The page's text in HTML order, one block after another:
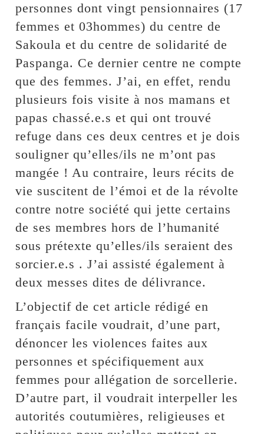
personnes dont vingt pensionnaires (17
femmes et 03hommes) du centre de
Sakoula et du centre de solidarité de
Paspanga. Ce dernier centre ne compte
que des femmes. J’ai, en effet, rendu
plusieurs fois visite à nos mamans et
papas chassé.e.s et qui ont trouvé
refuge dans ces deux centres et je dois
souligner qu’elles/ils ne m’ont pas
mangée ! Au contraire, leurs récits de
vie suscitent de l’émoi et de la révolte
contre notre société qui jette certains
de ses membres hors de l’humanité
sous prétexte qu’elles/ils seraient des
sorcier.e.s . J’ai assisté également à
deux messes dites de délivrance.
L’objectif de cet article rédigé en
français facile voudrait, d’une part,
dénoncer les violences faites aux
personnes et spécifiquement aux
femmes pour allégation de sorcellerie.
D’autre part, il voudrait interpeller les
autorités coutumières, religieuses et